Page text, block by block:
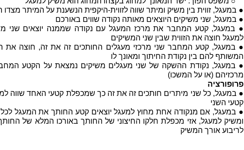
● במעגל, זווית בין משיק ומיתר שווה לזווית-היקפית הנשענת על המיתר
● במעגל, שני משיקים היוצאים מאותה נקודה שווים באורכם
● במעגל, קטע המחבר את מרכז המעגל עם נקודה שממנה יוצאים שני
למעגל חוצה את הזווית שבין שני המשיקים
● במעגל, קטע המחבר שני מרכזי מעגלים החותכים זה את זה, חוצה את
המשותף להם בין נקודת החיתוך ומאונך לו
● במעגל, נקודת ההשקה של שני מעגלים משיקים נמצאת על הקטע
מרכזיהם (או על המשכו)
פרופורציה
● במעגל, כל שני מיתרים חותכים זה את זה כך שמכפלת קטעי האחד שווה
קטעי השני
● במעגל, אם מנקודה אחת מחוץ למעגל יוצאים קטע החותך את המעגל לכל
ומשיק למעגל, אזי מכפלת חלקו החיצוני של החותך באורכו המלא של
לריבוע אורך המשיק